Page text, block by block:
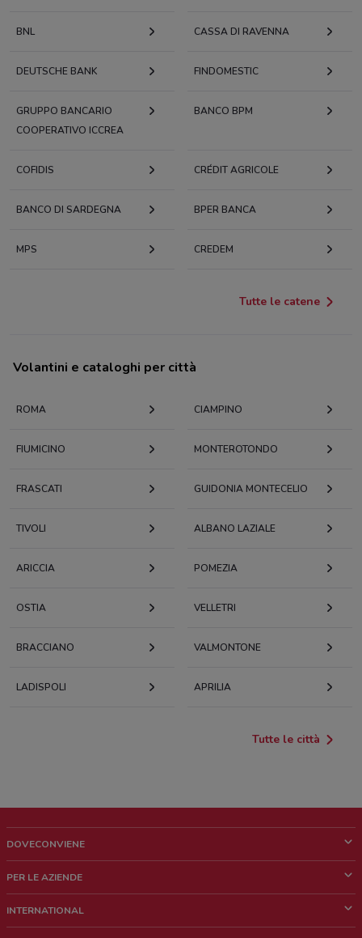
BNL CASSA DI RAVENNA
DEUTSCHE BANK FINDOMESTIC
GRUPPO BANCARIO
COOPERATIVO ICCREA
BANCO BPM
COFIDIS CRÉDIT AGRICOLE
BANCO DI SARDEGNA BPER BANCA
MPS CREDEM
Tutte le catene
Volantini e cataloghi per città
ROMA CIAMPINO
FIUMICINO MONTEROTONDO
FRASCATI GUIDONIA MONTECELIO
TIVOLI ALBANO LAZIALE
ARICCIA POMEZIA
OSTIA VELLETRI
BRACCIANO VALMONTONE
LADISPOLI APRILIA
Tutte le città
DOVECONVIENE
Chi siamo
PER LE AZIENDE
Richieste commerciali e marketing
INTERNATIONAL